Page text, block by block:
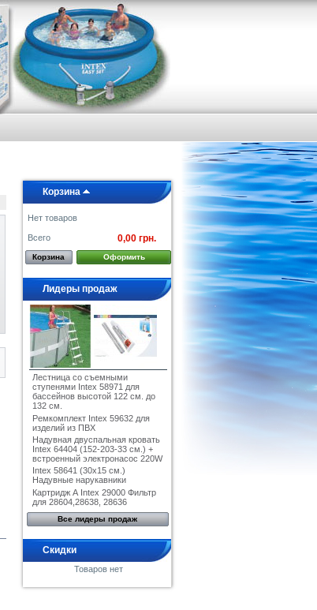
Корзина
Нет товаров
Всего 0,00 грн.
Корзина Оформить
Лидеры продаж
Лестница со съемными
ступенями Intex 58971 для
бассейнов высотой 122 см. до
132 см.
Ремкомплект Intex 59632 для
изделий из ПВХ
Надувная двуспальная кровать
Intex 64404 (152-203-33 см.) +
встроенный электронасос 220W
Intex 58641 (30x15 см.)
Надувные нарукавники
Картридж А Intex 29000 Фильтр
для 28604,28638, 28636
Все лидеры продаж
Скидки
Товаров нет